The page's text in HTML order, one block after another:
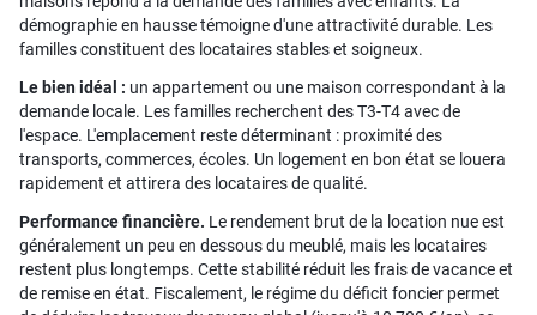
démographie en hausse témoigne d'une attractivité durable. Les
familles constituent des locataires stables et soigneux.
Le bien idéal : un appartement ou une maison correspondant à la
demande locale. Les familles recherchent des T3-T4 avec de
l'espace. L'emplacement reste déterminant : proximité des
transports, commerces, écoles. Un logement en bon état se louera
rapidement et attirera des locataires de qualité.
Performance financière. Le rendement brut de la location nue est
généralement un peu en dessous du meublé, mais les locataires
restent plus longtemps. Cette stabilité réduit les frais de vacance et
de remise en état. Fiscalement, le régime du déficit foncier permet